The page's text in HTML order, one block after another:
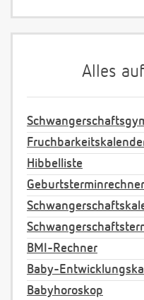
Alles
Hibbelliste
Geburtsterminrechner
BMI-Rechner
Baby-
Babyhoroskop